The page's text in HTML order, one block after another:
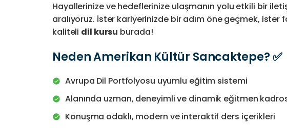
Hayallerinize ve hedeflerinize ulaşmanın yolu etkili bir
aralıyoruz. İster kariyerinizde bir adım öne geçmek,
kaliteli dil kursu burada!
Neden Amerikan Kültür Sancaktepe? ✅
Avrupa Dil Portfolyosu uyumlu eğitim sistemi
Alanında uzman, deneyimli ve dinamik eğitmen
Konuşma odaklı, modern ve interaktif ders içerikleri